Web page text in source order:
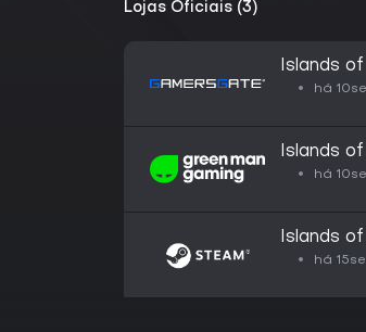
Lojas Oficiais (3)
Islands
há
Islands
há
Islands
há